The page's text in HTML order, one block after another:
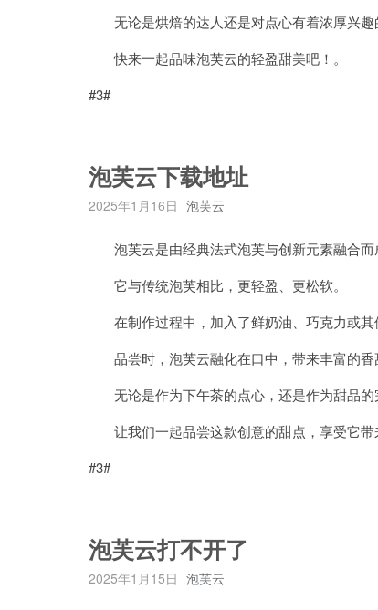
无论是烘焙的达人还是对点心有着浓厚兴趣
快来一起品味泡芙云的轻盈甜美吧！。
#3#
泡芙云下载地址
2025年1月16日 泡芙云
泡芙云是由经典法式泡芙与创新元素融合而
它与传统泡芙相比，更轻盈、更松软。
在制作过程中，加入了鲜奶油、巧克力或其
品尝时，泡芙云融化在口中，带来丰富的香
无论是作为下午茶的点心，还是作为甜品的
让我们一起品尝这款创意的甜点，享受它带
#3#
泡芙云打不开了
2025年1月15日 泡芙云